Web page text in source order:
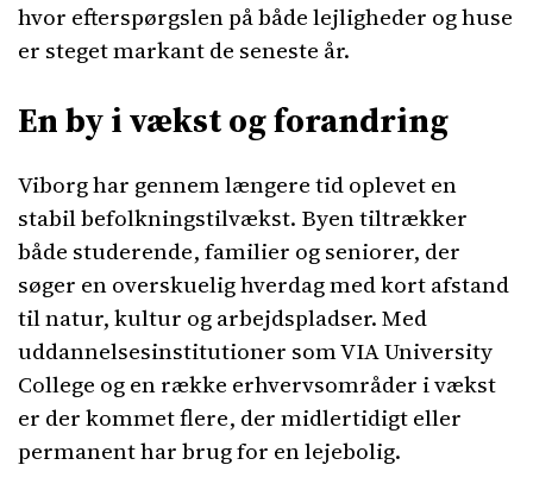
hvor efterspørgslen på både lejligheder og huse
er steget markant de seneste år.
En by i vækst og forandring
Viborg har gennem længere tid oplevet en
stabil befolkningstilvækst. Byen tiltrækker
både studerende, familier og seniorer, der
søger en overskuelig hverdag med kort afstand
til natur, kultur og arbejdspladser. Med
uddannelsesinstitutioner som VIA University
College og en række erhvervsområder i vækst
er der kommet flere, der midlertidigt eller
permanent har brug for en lejebolig.